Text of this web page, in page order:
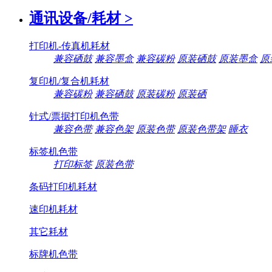
通讯设备/耗材 >
打印机-传真机耗材
兼容硒鼓 兼容墨盒 兼容碳粉 原装硒鼓 原装墨盒
复印机/复合机耗材
兼容碳粉 兼容硒鼓 原装碳粉 原装硒
针式/票据打印机色带
兼容色带 兼容色架 原装色带 原装色带架 睡衣
标签机色带
打印标签 原装色带
条码打印机耗材
速印机耗材
其它耗材
标牌机色带